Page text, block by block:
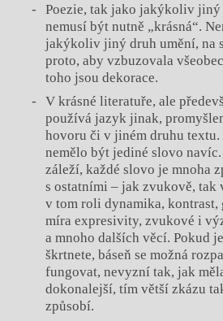
Poezie, tak jako jakýkoliv jiný
nemusí být nutně „krásná“.
jakýkoliv jiný druh umění, na
proto, aby vzbuzovala
toho jsou dekorace.
V krásné literatuře, ale
používá jazyk jinak,
hovoru či v jiném druhu
nemělo být jediné slovo
záleží, každé slovo je mnoha
s ostatními – jak zvukově, tak
v tom roli dynamika, kontrast,
míra expresivity, zvukové i
a mnoho dalších věcí. Pokud
škrtnete, báseň se možná
fungovat, nevyzní tak, jak
dokonalejší, tím větší zkázu
způsobí.